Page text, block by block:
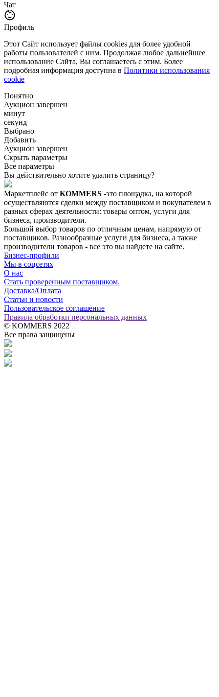
Чат
Профиль
Этот Сайт использует файлы cookies для более удобной
работы пользователей с ним. Продолжая любое дальнейшее
использование Сайта, Вы соглашаетесь с этим. Более
подробная информация доступна в Политики использования
cookie
Понятно
Аукцион завершен
минут
секунд
Выбрано
Добавить
Аукцион завершен
Скрыть параметры
Все параметры
Вы действительно хотите удалить страницу?
Маркетплейс от KOMMERS -это площадка, на которой
осуществляются сделки между поставщиком и покупателем в
разных сферах деятельности: товары оптом, услуги для
бизнеса, производители.
Большой выбор товаров по отличным ценам, напрямую от
поставщиков. Разнообразные услуги для бизнеса, а также
производители товаров - все это вы найдете на сайте.
Бизнес-профили
Мы в соцсетях
О нас
Стать проверенным поставщиком.
Доставка/Оплата
Статьи и новости
Пользовательское соглашение
Правила обработки персональных данных
© KOMMERS 2022
Все права защищены